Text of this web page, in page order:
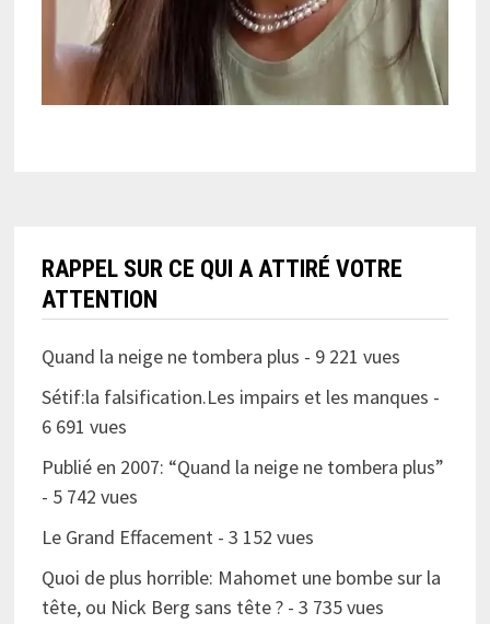
RAPPEL SUR CE QUI A ATTIRÉ VOTRE
ATTENTION
Quand la neige ne tombera plus - 9 221 vues
Sétif:la falsification.Les impairs et les manques -
6 691 vues
Publié en 2007: “Quand la neige ne tombera plus”
- 5 742 vues
Le Grand Effacement- 3 152 vues
Quoi de plus horrible: Mahomet une bombe sur la
tête, ou Nick Berg sans tête ?- 3 735 vues